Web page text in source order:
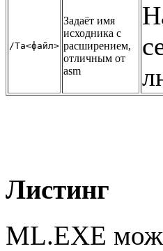
/Ta<файл>
Задаёт имя
исходника с
расширением,
отличным от
asm
Листинг
ML.EXE